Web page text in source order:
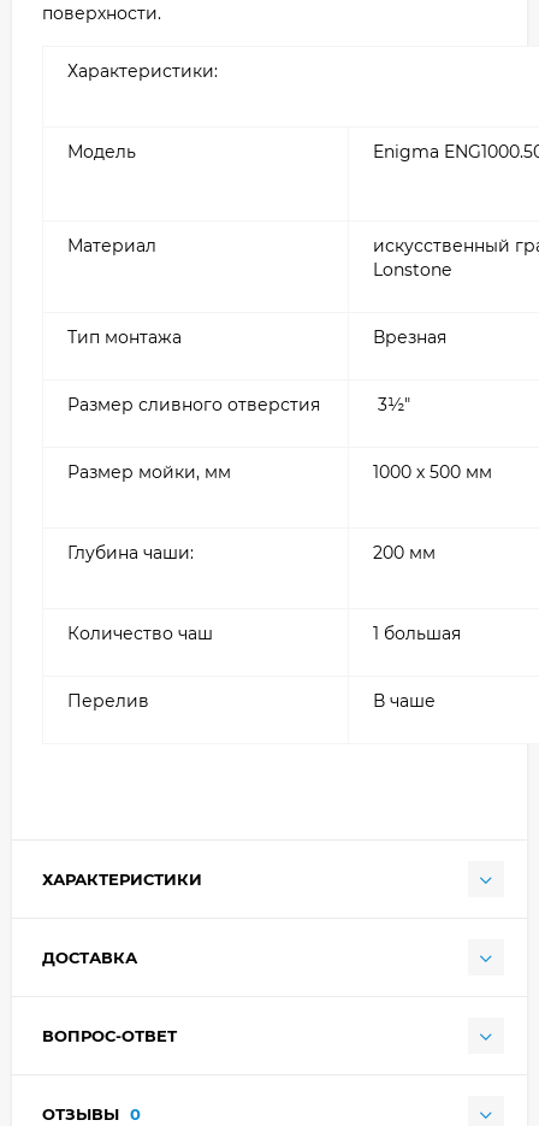
поверхности.
Характеристики:
Модель Enigma
Материал
искусственный
Lonstone
Тип монтажа Врезная
Размер сливного отверстия 3½″
Размер мойки, мм 1000 х 500 мм
Глубина чаши: 200 мм
Количество чаш 1 большая
Перелив В чаше
ХАРАКТЕРИСТИКИ
ДОСТАВКА
ВОПРОС-ОТВЕТ
ОТЗЫВЫ 0